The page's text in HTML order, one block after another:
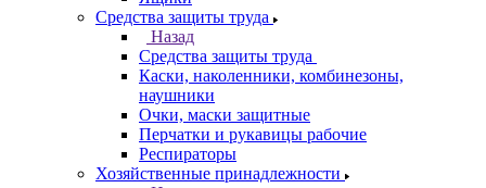
Средства защиты труда
Назад
Средства защиты труда
Каски, наколенники, комбинезоны,
наушники
Очки, маски защитные
Перчатки и рукавицы рабочие
Респираторы
Хозяйственные принадлежности